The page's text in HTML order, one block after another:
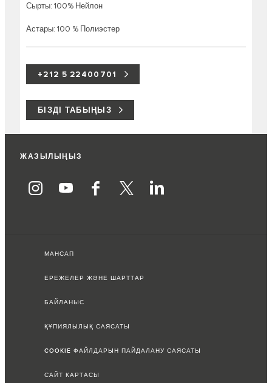
Сырты: 100% Нейлон
Астары: 100 % Полиэстер
+212 5 22400701
БІЗДІ ТАБЫҢЫЗ
ЖАЗЫЛЫҢЫЗ
МАНСАП
ЕРЕЖЕЛЕР ЖӘНЕ ШАРТТАР
БАЙЛАНЫС
ҚҰПИЯЛЫЛЫҚ САЯСАТЫ
COOKIE ФАЙЛДАРЫН ПАЙДАЛАНУ САЯСАТЫ
САЙТ КАРТАСЫ